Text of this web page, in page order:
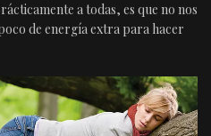
a todas, es que no nos
de energía extra para hacer